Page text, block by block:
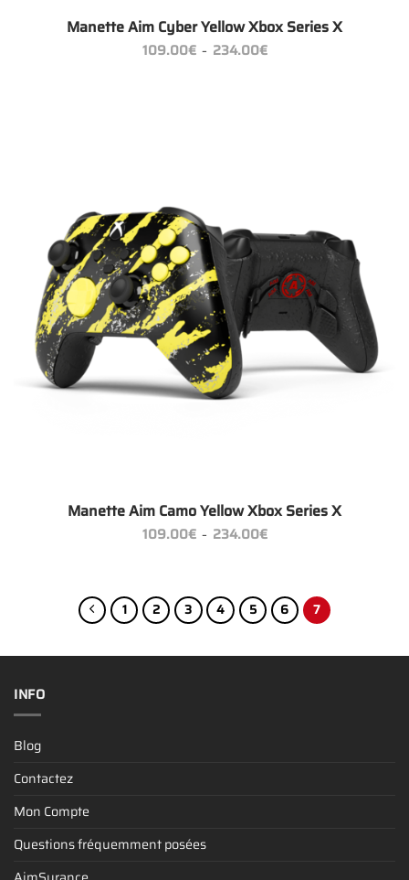
Manette Aim Cyber Yellow Xbox Series X
109.00€ – 234.00€Plage
de
Manette Aim Camo Yellow Xbox Series X
109.00€ – 234.00€Plage
de
1 2 3 4 5 6 7
INFO
Blog
Contactez
Mon Compte
Questions fréquemment posées